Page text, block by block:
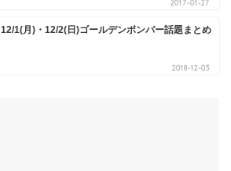
2017-01-27
12/1(月)・12/2(日)ゴールデンボンバー話題まとめ
2018-12-03